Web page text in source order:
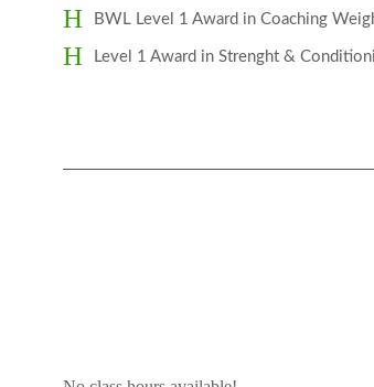
BWL Level 1 Award in Coaching
Level 1 Award in Strenght &